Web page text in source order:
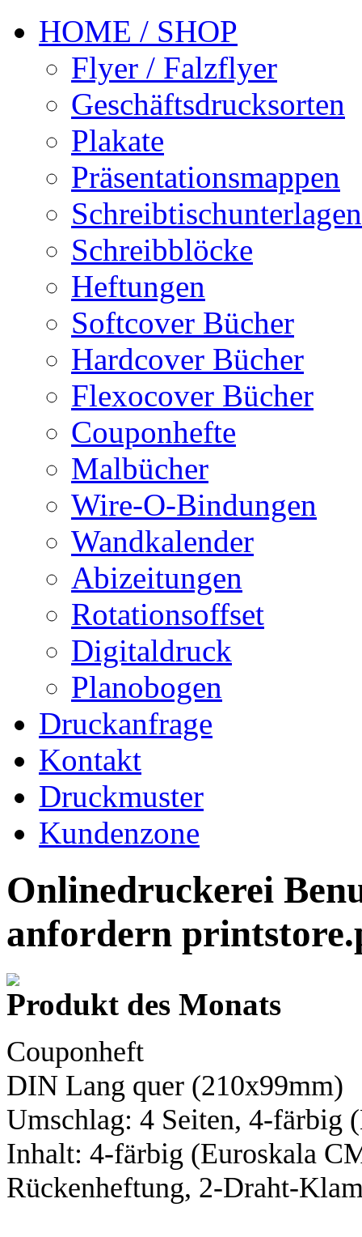
HOME / SHOP
Flyer / Falzflyer
Geschäftsdrucksorten
Plakate
Präsentationsmappen
Schreibtischunterlagen
Schreibblöcke
Heftungen
Softcover Bücher
Hardcover Bücher
Flexocover Bücher
Couponhefte
Malbücher
Wire-O-Bindungen
Wandkalender
Abizeitungen
Rotationsoffset
Digitaldruck
Planobogen
Druckanfrage
Kontakt
Druckmuster
Kundenzone
Onlinedruckerei
anfordern
Produkt des Monats
Couponheft
DIN Lang quer (210x99mm)
Umschlag: 4 Seiten, 4-färbig
Inhalt: 4-färbig (Euroskala
Rückenheftung, 2-Draht-